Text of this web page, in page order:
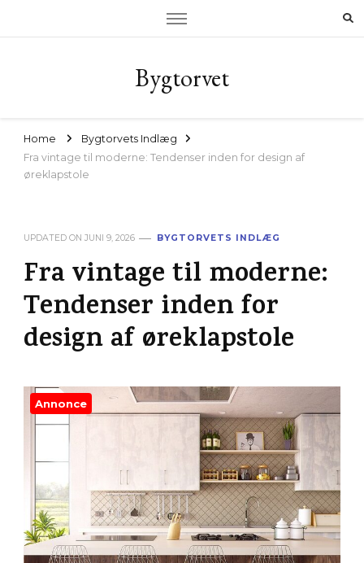
Bygtorvet
Home
Bygtorvets Indlæg
Fra vintage til moderne: Tendenser inden for design af
øreklapstole
UPDATED ON JUNI 9, 2026 BYGTORVETS INDLÆG
Fra vintage til moderne:
Tendenser inden for
design af øreklapstole
Annonce